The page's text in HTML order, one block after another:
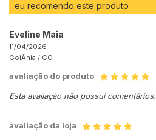
eu recomendo este produto
Eveline Maia
11/04/2026
GoiÂnia / GO
avaliação do produto
Esta avaliação não possui comentários.
avaliação da loja